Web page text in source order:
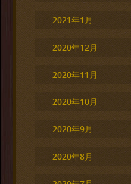
2021年1月
2020年12月
2020年11月
2020年10月
2020年9月
2020年8月